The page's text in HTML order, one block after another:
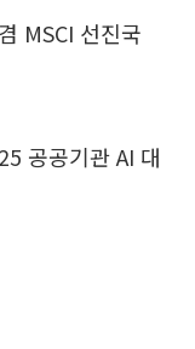
MSCI 선진국
공공기관 AI 대